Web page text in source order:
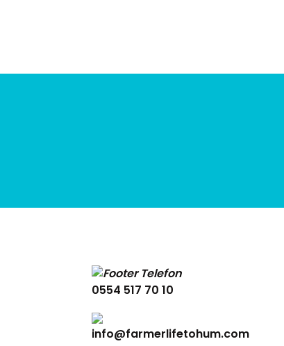
0554 517 70 10
info@farmerlifetohum.com